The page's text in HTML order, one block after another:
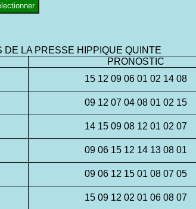
DE LA PRESSE HIPPIQUE QUINTE
PRONOSTIC
15 12 09 06 01 02 14 08
09 12 07 04 08 01 02 15
14 15 09 08 12 01 02 07
09 06 15 12 14 13 08 01
09 06 12 15 01 08 07 05
15 09 12 02 01 06 08 07